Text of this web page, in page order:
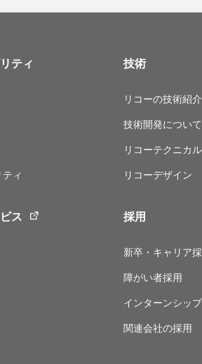
ティ
ィ
ス
技術
リコーの技術紹介
技術開発について
リコーテクニカ
リコーデザイン
採用
新卒・キャリア
障がい者採用
インターンシップ
関連会社の採用